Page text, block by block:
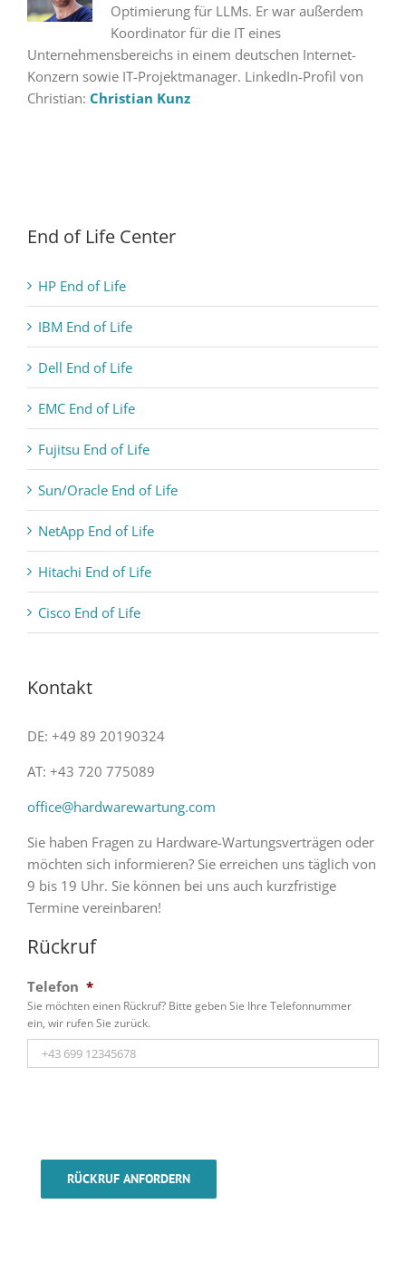
Optimierung für LLMs. Er war außerdem
Koordinator für die IT eines
Unternehmensbereichs in einem deutschen Internet-
Konzern sowie IT-Projektmanager. LinkedIn-Profil von
Christian: Christian Kunz
End of Life Center
HP End of Life
IBM End of Life
Dell End of Life
EMC End of Life
Fujitsu End of Life
Sun/Oracle End of Life
NetApp End of Life
Hitachi End of Life
Cisco End of Life
Kontakt
DE: +49 89 20190324
AT: +43 720 775089
office@hardwarewartung.com
Sie haben Fragen zu Hardware-Wartungsverträgen oder
möchten sich informieren? Sie erreichen uns täglich von
9 bis 19 Uhr. Sie können bei uns auch kurzfristige
Termine vereinbaren!
Rückruf
Telefon *
Sie möchten einen Rückruf? Bitte geben Sie Ihre Telefonnummer
ein, wir rufen Sie zurück.
RÜCKRUF ANFORDERN